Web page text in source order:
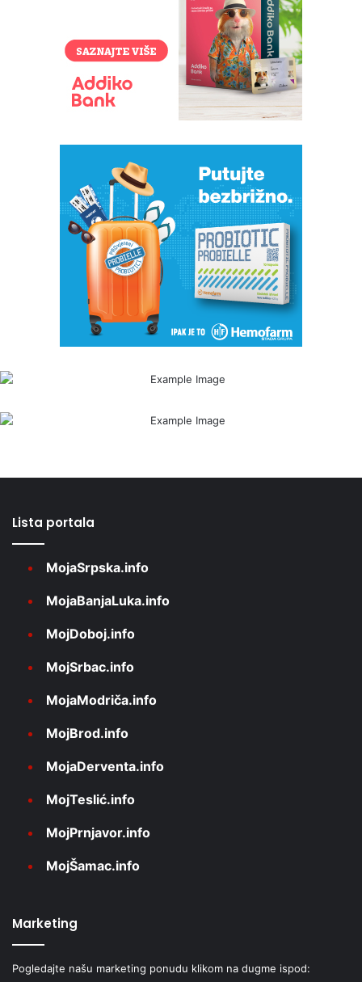
Lista portala
MojaSrpska.info
MojaBanjaLuka.info
MojDoboj.info
MojSrbac.info
MojaModriča.info
MojBrod.info
MojaDerventa.info
MojTeslić.info
MojPrnjavor.info
MojŠamac.info
Marketing
Pogledajte našu marketing ponudu klikom na dugme ispod: